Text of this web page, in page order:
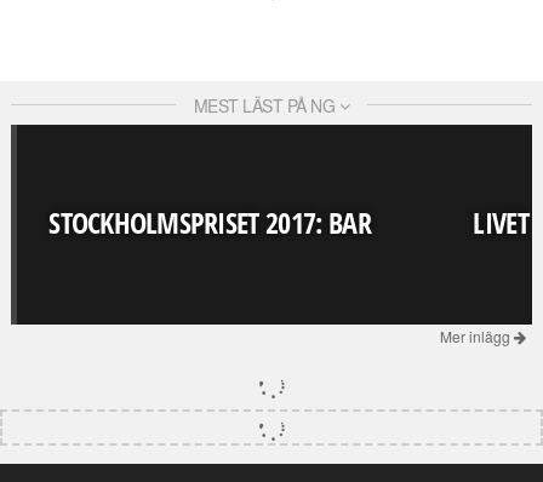
MEST LÄST PÅ NG
STOCKHOLMSPRISET 2017: BAR LIVET
Mer inlägg